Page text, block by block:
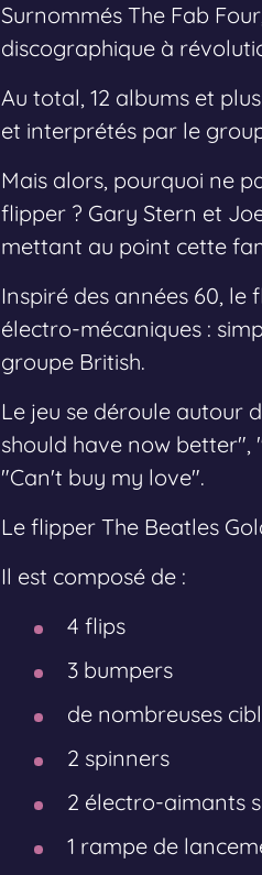
Surnommés The Fab
discographique à
Au total, 12 albums et
et interprétés par le
Mais alors, pourquoi ne
flipper ? Gary Stern et
mettant au point cette
Inspiré des années 60,
électro-mécaniques :
groupe British.
Le jeu se déroule autour
should have now better",
"Can't buy my love".
Le flipper The Beatles
Il est composé de :
4 flips
3 bumpers
de nombreuses
2 spinners
2 électro-aimants
1 rampe de